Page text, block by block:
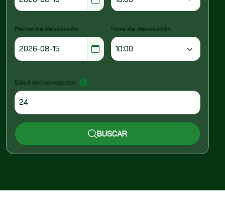
Fecha de devolución Hora de devolución
Edad del conductor:
BUSCAR